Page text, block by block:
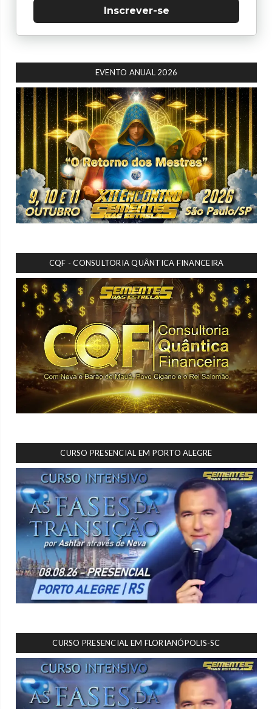
Inscrever-se
EVENTO ANUAL 2026
CQF - CONSULTORIA QUÂNTICA FINANCEIRA
CURSO PRESENCIAL EM PORTO ALEGRE
CURSO PRESENCIAL EM FLORIANÓPOLIS-SC